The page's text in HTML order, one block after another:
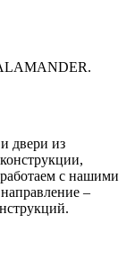
двери из
с нашими
–